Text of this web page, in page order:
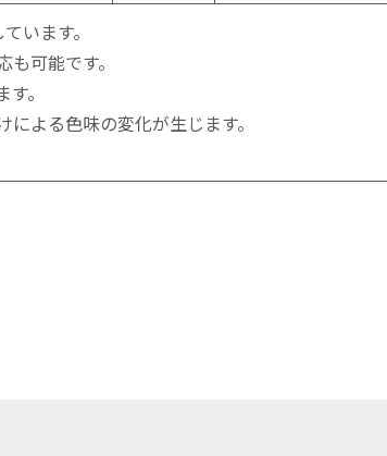
ます。
可能です。
。
よる色味の変化が生じます。